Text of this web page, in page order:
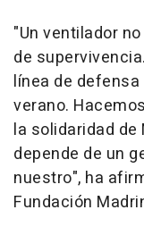
"Un ventilador
de
línea de
verano.
la solidaridad
depende de un
nuestro", ha
Fundación